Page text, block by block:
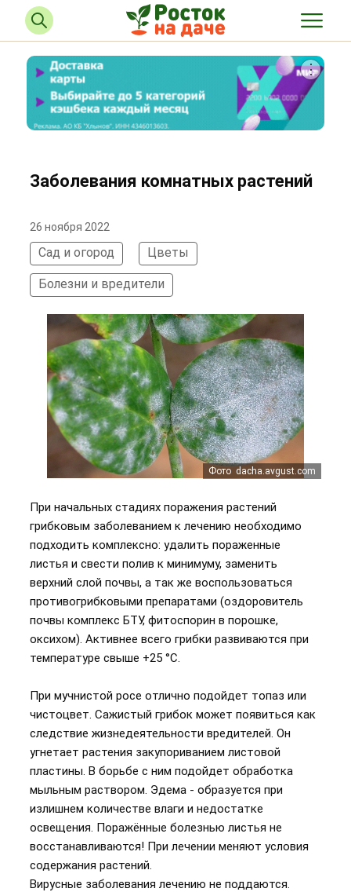
Заболевания комнатных растений
26 ноября 2022
Сад и огород Цветы
Болезни и вредители
Фото dacha.avgust.com
При начальных стадиях поражения растений
грибковым заболеванием к лечению необходимо
подходить комплексно: удалить пораженные
листья и свести полив к минимуму, заменить
верхний слой почвы, а так же воспользоваться
противогрибковыми препаратами (оздоровитель
почвы комплекс БТУ, фитоспорин в порошке,
оксихом). Активнее всего грибки развиваются при
температуре свыше +25 °C.
При мучнистой росе отлично подойдет топаз или
чистоцвет. Сажистый грибок может появиться как
следствие жизнедеятельности вредителей. Он
угнетает растения закупориванием листовой
пластины. В борьбе с ним подойдет обработка
мыльным раствором. Эдема - образуется при
излишнем количестве влаги и недостатке
освещения. Поражённые болезнью листья не
восстанавливаются! При лечении меняют условия
содержания растений.
Вирусные заболевания лечению не поддаются.